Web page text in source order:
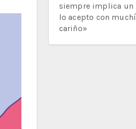
siempre implica un
lo acepto con
cariño»